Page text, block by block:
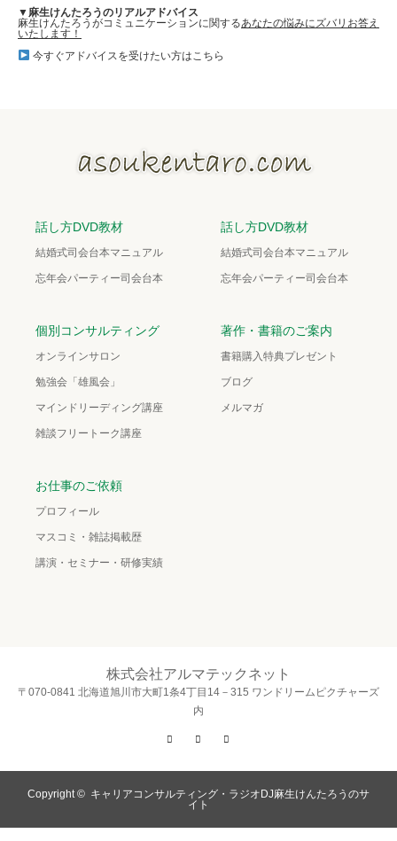
▼麻生けんたろうのリアルアドバイス
麻生けんたろうがコミュニケーションに関するあなたの悩みにズバリお答え
いたします！
今すぐアドバイスを受けたい方はこちら
話し方DVD教材
結婚式司会台本マニュアル
忘年会パーティー司会台本
話し方DVD教材
結婚式司会台本マニュアル
忘年会パーティー司会台本
個別コンサルティング
オンラインサロン
勉強会「雄風会」
マインドリーディング講座
雑談フリートーク講座
著作・書籍のご案内
書籍購入特典プレゼント
ブログ
メルマガ
お仕事のご依頼
プロフィール
マスコミ・雑誌掲載歴
講演・セミナー・研修実績
株式会社アルマテックネット
〒070-0841 北海道旭川市大町1条4丁目14－315 ワンドリームピクチャーズ
内
Twitter
Facebook
Copyright © キャリアコンサルティング・ラジオDJ麻生けんたろうのサ
イト